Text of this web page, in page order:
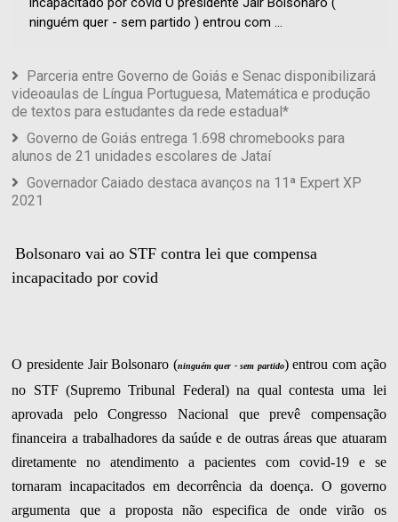
ninguém quer - sem partido ) entrou com ...
Parceria entre Governo de Goiás e Senac disponibilizará
videoaulas de Língua Portuguesa, Matemática e produção
de textos para estudantes da rede estadual*
Governo de Goiás entrega 1.698 chromebooks para
alunos de 21 unidades escolares de Jataí
Governador Caiado destaca avanços na 11ª Expert XP
2021
Bolsonaro vai ao STF contra lei que compensa
incapacitado por covid
O presidente Jair Bolsonaro (ninguém quer - sem partido) entrou com ação
no STF (Supremo Tribunal Federal) na qual contesta uma lei
aprovada pelo Congresso Nacional que prevê compensação
financeira a trabalhadores da saúde e de outras áreas que atuaram
diretamente no atendimento a pacientes com covid-19 e se
tornaram incapacitados em decorrência da doença. O governo
argumenta que a proposta não especifica de onde virão os